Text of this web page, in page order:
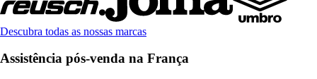
Descubra todas as nossas marcas
Assistência pós-venda na França